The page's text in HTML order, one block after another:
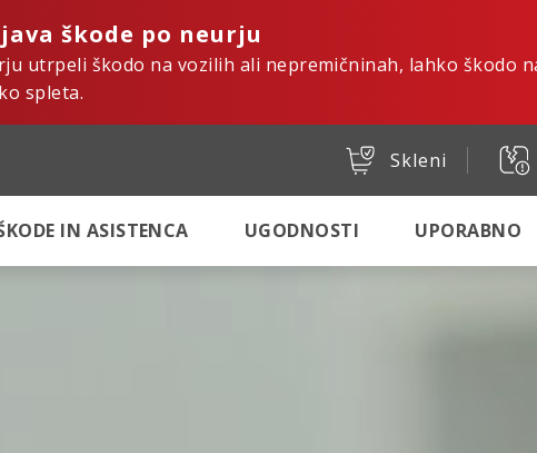
škode po neurju
utrpeli škodo na vozilih ali nepremičninah, lahko škodo
spleta.
Skleni
IN ASISTENCA UGODNOSTI UPORABNO